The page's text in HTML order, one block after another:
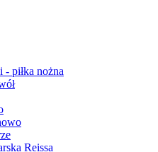
- piłka nożna
Reissa